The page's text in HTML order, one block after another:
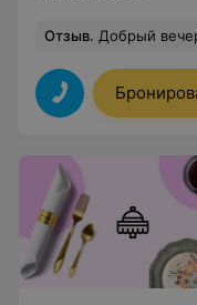
Отзыв. Добрый вечер, хочу сказать это ужасное заведение, мы с подружками решили посидеть там с 4 на 5 января как и все немного